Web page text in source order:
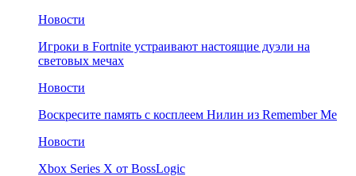
Новости
Игроки в Fortnite устраивают настоящие дуэли на
световых мечах
Новости
Воскресите память с косплеем Нилин из Remember Me
Новости
Xbox Series X от BossLogic